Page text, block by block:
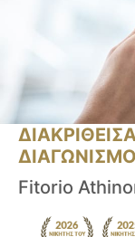
ΔΙΑΓΩΝΙΣΜΟΥ
Fitorio